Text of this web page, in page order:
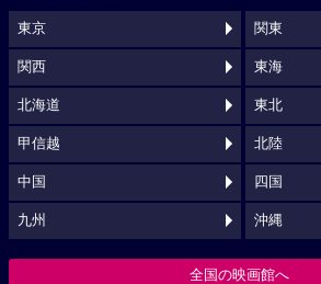
東京 関東
関西 東海
北海道 東北
甲信越 北陸
中国 四国
九州 沖縄
全国の映画館へ